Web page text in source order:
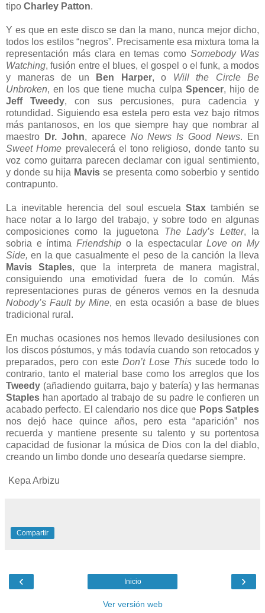
tipo Charley Patton.
Y es que en este disco se dan la mano, nunca mejor dicho,
todos los estilos “negros”. Precisamente esa mixtura toma la
representación más clara en temas comoSomebody Was
Watching, fusión entre el blues, el gospel o el funk, a modos
y maneras de un
Ben Harper, o Will the Circle Be
Unbroken, en los que tiene mucha culpa Spencer, hijo de
Jeff Tweedy, con sus percusiones, pura cadencia y
rotundidad. Siguiendo esa estela pero esta vez bajo ritmos
más pantanosos, en los que siempre hay que nombrar al
maestro
Dr. John, aparece No News Is Good News. En
Sweet Home prevalecerá el tono religioso, donde tanto su
voz como guitarra parecen declamar con igual sentimiento,
y donde su hija Mavisse presenta como soberbio y sentido
contrapunto.
La inevitable herencia del soul escuelaStaxtambién se
hace notar a lo largo del trabajo, y sobre todo en algunas
composiciones como la juguetona The Lady’s Letter, la
sobria e íntima Friendship o la espectacular Love on My
Side,en la que casualmente el peso de la canción la lleva
Mavis Staples, que la interpreta de manera magistral,
consiguiendo una emotividad fuera de lo común. Más
representaciones puras de géneros vemos en la desnuda
Nobody’s Fault by Mine, en esta ocasión a base de blues
tradicional rural.
En muchas ocasiones nos hemos llevado desilusiones con
los discos póstumos, y más todavía cuando son retocados y
preparados, pero con esteDon’t Lose Thissucede todo lo
contrario, tanto el material base como los arreglos que los
Tweedy (añadiendo guitarra, bajo y batería) y las hermanas
Staples han aportado al trabajo de su padre le confieren un
acabado perfecto. El calendario nos dice que Pops Satples
nos dejó hace quince años, pero esta “aparición” nos
recuerda y mantiene presente su talento y su portentosa
capacidad de fusionar la música de Dios con la del diablo,
creando un limbo donde uno desearía quedarse siempre.
Kepa Arbizu
Compartir
‹ ›
Inicio
Ver versión web